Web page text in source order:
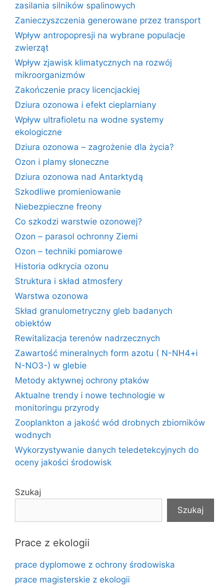
zasilania silników spalinowych
Zanieczyszczenia generowane przez transport
Wpływ antropopresji na wybrane populacje
zwierząt
Wpływ zjawisk klimatycznych na rozwój
mikroorganizmów
Zakończenie pracy licencjackiej
Dziura ozonowa i efekt cieplarniany
Wpływ ultrafioletu na wodne systemy
ekologiczne
Dziura ozonowa – zagrożenie dla życia?
Ozon i plamy słoneczne
Dziura ozonowa nad Antarktydą
Szkodliwe promieniowanie
Niebezpieczne freony
Co szkodzi warstwie ozonowej?
Ozon – parasol ochronny Ziemi
Ozon – techniki pomiarowe
Historia odkrycia ozonu
Struktura i skład atmosfery
Warstwa ozonowa
Skład granulometryczny gleb badanych
obiektów
Rewitalizacja terenów nadrzecznych
Zawartość mineralnych form azotu ( N-NH4+i
N-NO3-) w glebie
Metody aktywnej ochrony ptaków
Aktualne trendy i nowe technologie w
monitoringu przyrody
Zooplankton a jakość wód drobnych zbiorników
wodnych
Wykorzystywanie danych teledetekcyjnych do
oceny jakości środowisk
Szukaj
Szukaj
Prace z ekologii
prace dyplomowe z ochrony środowiska
prace magisterskie z ekologii